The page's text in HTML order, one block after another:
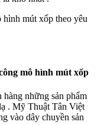
mút xốp theo yêu
mô hình mút xốp
những sản phẩm
. Mỹ Thuật Tân Việt
vào dây chuyền sản